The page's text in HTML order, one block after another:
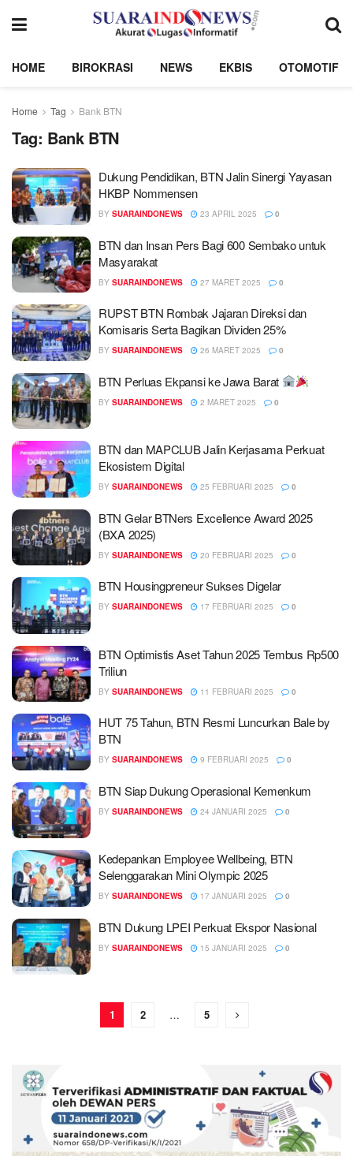
HOME BIROKRASI NEWS EKBIS OTOMOTIF
Home Tag Bank BTN
Tag: Bank BTN
Dukung Pendidikan, BTN Jalin Sinergi Yayasan
HKBP Nommensen
BY SUARAINDONEWS 23 APRIL 2025 0
BTN dan Insan Pers Bagi 600 Sembako untuk
Masyarakat
BY SUARAINDONEWS 27 MARET 2025 0
RUPST BTN Rombak Jajaran Direksi dan
Komisaris Serta Bagikan Dividen 25%
BY SUARAINDONEWS 26 MARET 2025 0
BTN Perluas Ekpansi ke Jawa Barat
BY SUARAINDONEWS 2 MARET 2025 0
BTN dan MAPCLUB Jalin Kerjasama Perkuat
Ekosistem Digital
BY SUARAINDONEWS 25 FEBRUARI 2025 0
BTN Gelar BTNers Excellence Award 2025
(BXA 2025)
BY SUARAINDONEWS 20 FEBRUARI 2025 0
BTN Housingpreneur Sukses Digelar
BY SUARAINDONEWS 17 FEBRUARI 2025 0
BTN Optimistis Aset Tahun 2025 Tembus Rp500
Triliun
BY SUARAINDONEWS 11 FEBRUARI 2025 0
HUT 75 Tahun, BTN Resmi Luncurkan Bale by
BTN
BY SUARAINDONEWS 9 FEBRUARI 2025 0
BTN Siap Dukung Operasional Kemenkum
BY SUARAINDONEWS 24 JANUARI 2025 0
Kedepankan Employee Wellbeing, BTN
Selenggarakan Mini Olympic 2025
BY SUARAINDONEWS 17 JANUARI 2025 0
BTN Dukung LPEI Perkuat Ekspor Nasional
BY SUARAINDONEWS 15 JANUARI 2025 0
1 2 … 5